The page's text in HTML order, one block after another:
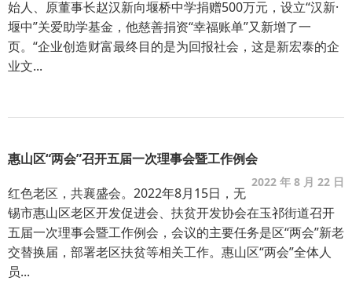
始人、原董事长赵汉新向堰桥中学捐赠500万元，设立“汉新·
堰中”关爱助学基金，他慈善捐资“幸福账单”又新增了一
页。“企业创造财富最终目的是为回报社会，这是新宏泰的企
业文...
惠山区“两会”召开五届一次理事会暨工作例会
2022 年 8 月 22 日
红色老区，共襄盛会。2022年8月15日，无
锡市惠山区老区开发促进会、扶贫开发协会在玉祁街道召开
五届一次理事会暨工作例会，会议的主要任务是区“两会”新老
交替换届，部署老区扶贫等相关工作。惠山区“两会”全体人
员...